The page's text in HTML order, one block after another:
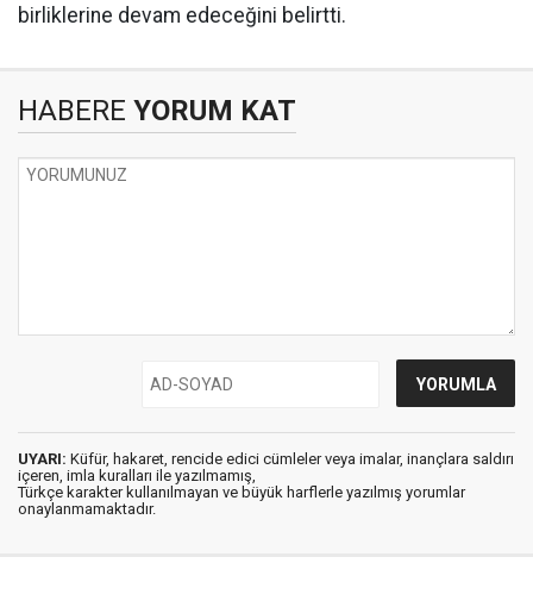
birliklerine devam edeceğini belirtti.
HABERE YORUM KAT
UYARI: Küfür, hakaret, rencide edici cümleler veya imalar, inançlara saldırı
içeren, imla kuralları ile yazılmamış,
Türkçe karakter kullanılmayan ve büyük harflerle yazılmış yorumlar
onaylanmamaktadır.